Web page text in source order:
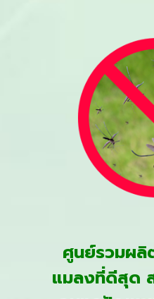
ศูนย์รวมผ
แมลงที่ดีสุด